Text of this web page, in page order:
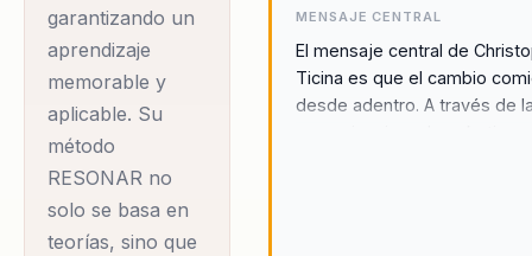
garantizando un
aprendizaje
memorable y
aplicable. Su
método
RESONAR no
solo se basa en
teorías, sino que
MENSAJE CENTRAL
El mensaje central de
Ticina es que el cambio
desde adentro. A través de